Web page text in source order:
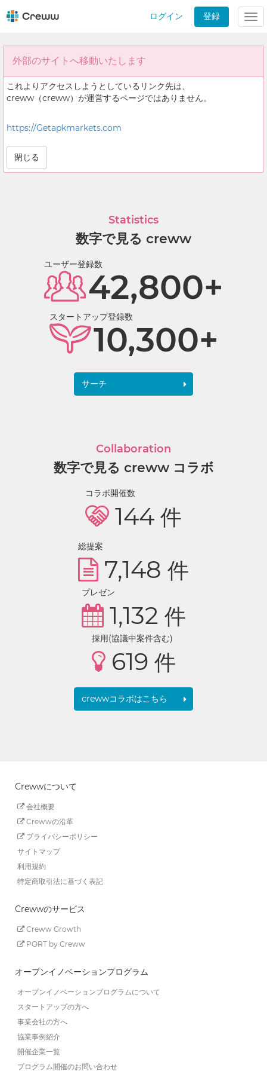
ログイン 登録
外部のサイトへ移動いたします
これよりアクセスしようとしているリンク先は、
creww（creww）が運営するページではありません。
https://Getapkmarkets.com
閉じる
Statistics
数字で見る creww
ユーザー登録数
42,800+
スタートアップ登録数
10,300+
サーチ
Collaboration
数字で見る creww コラボ
コラボ開催数
144 件
総提案
7,148 件
プレゼン
1,132 件
採用(協議中案件含む)
619 件
crewwコラボはこちら
Crewwについて
会社概要
Crewwの沿革
プライバシーポリシー
サイトマップ
利用規約
特定商取引法に基づく表記
Crewwのサービス
Creww Growth
PORT by Creww
オープンイノベーションプログラム
オープンイノベーションプログラムについて
スタートアップの方へ
事業会社の方へ
協業事例紹介
開催企業一覧
プログラム開催のお問い合わせ